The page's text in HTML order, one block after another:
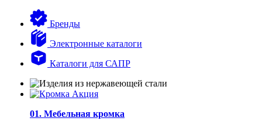
Бренды
Электронные каталоги
Каталоги для САПР
01. Мебельная кромка